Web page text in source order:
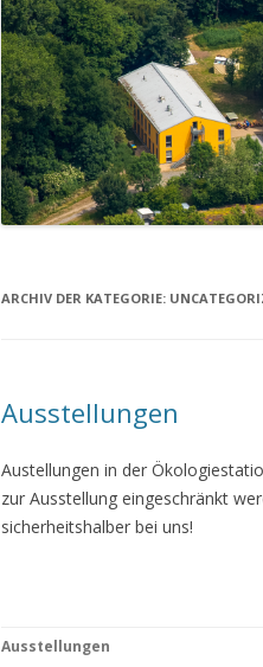
900 JAHRE
ARCHIV DER KATEGORIE:
Ausstellungen
Austellungen in der
zur Ausstellung eingeschränkt
sicherheitshalber bei uns!
Ausstellungen